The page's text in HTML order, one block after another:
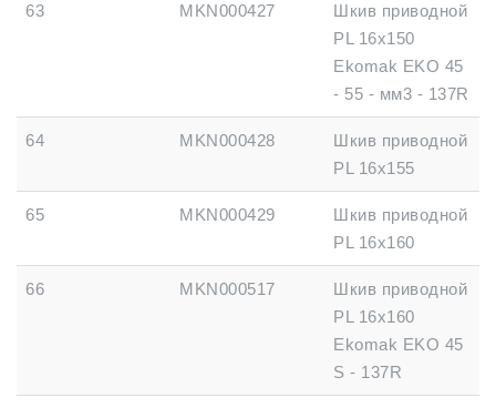
63 MKN000427
Шкив приводной
PL 16x150
Ekomak EKO 45
- 55 - мм3 - 137R
64 MKN000428
Шкив приводной
PL 16x155
65 MKN000429
Шкив приводной
PL 16x160
66 MKN000517
Шкив приводной
PL 16x160
Ekomak EKO 45
S - 137R